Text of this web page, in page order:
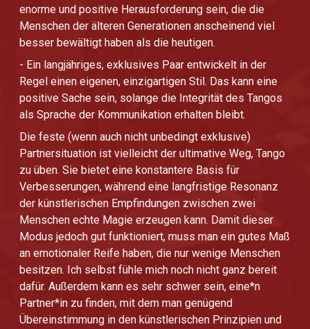
enorme und positive Herausforderung sein, die die
Menschen der älteren Generationen anscheinend viel
besser bewältigt haben als die heutigen.
- Ein langjähriges, exklusives Paar entwickelt in der
Regel einen eigenen, einzigartigen Stil. Das kann eine
positive Sache sein, solange die Integrität des Tangos
als Sprache der Kommunikation erhalten bleibt.
Die feste (wenn auch nicht unbedingt exklusive)
Partnersituation ist vielleicht der ultimative Weg, Tango
zu üben. Sie bietet eine konstantere Basis für
Verbesserungen, während eine langfristige Resonanz
der künstlerischen Empfindungen zwischen zwei
Menschen echte Magie erzeugen kann. Damit dieser
Modus jedoch gut funktioniert, muss man ein gutes Maß
an emotionaler Reife haben, die nur wenige Menschen
besitzen. Ich selbst fühle mich noch nicht ganz bereit
dafür. Außerdem kann es sehr schwer sein, eine*n
Partner*in zu finden, mit dem man genügend
Übereinstimmung in den künstlerischen Prinzipien und